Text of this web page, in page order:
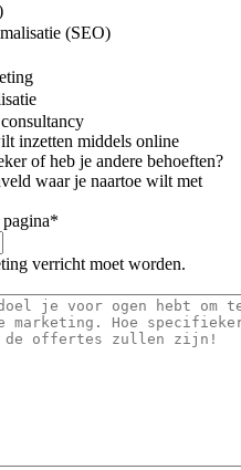
(SEO)
inzetten middels online
of heb je andere behoeften?
waar je naartoe wilt met
*
verricht moet worden.